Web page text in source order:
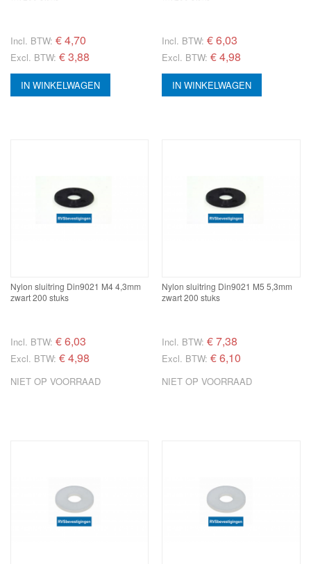
Incl. BTW: €4,70
Excl. BTW: € 3,88
IN WINKELWAGEN
Incl. BTW: €6,03
Excl. BTW: € 4,98
IN WINKELWAGEN
Nylon sluitring Din9021 M4 4,3mm
zwart 200 stuks
Incl. BTW: €6,03
Excl. BTW: € 4,98
NIET OP VOORRAAD
Nylon sluitring Din9021 M5 5,3mm
zwart 200 stuks
Incl. BTW: €7,38
Excl. BTW: € 6,10
NIET OP VOORRAAD